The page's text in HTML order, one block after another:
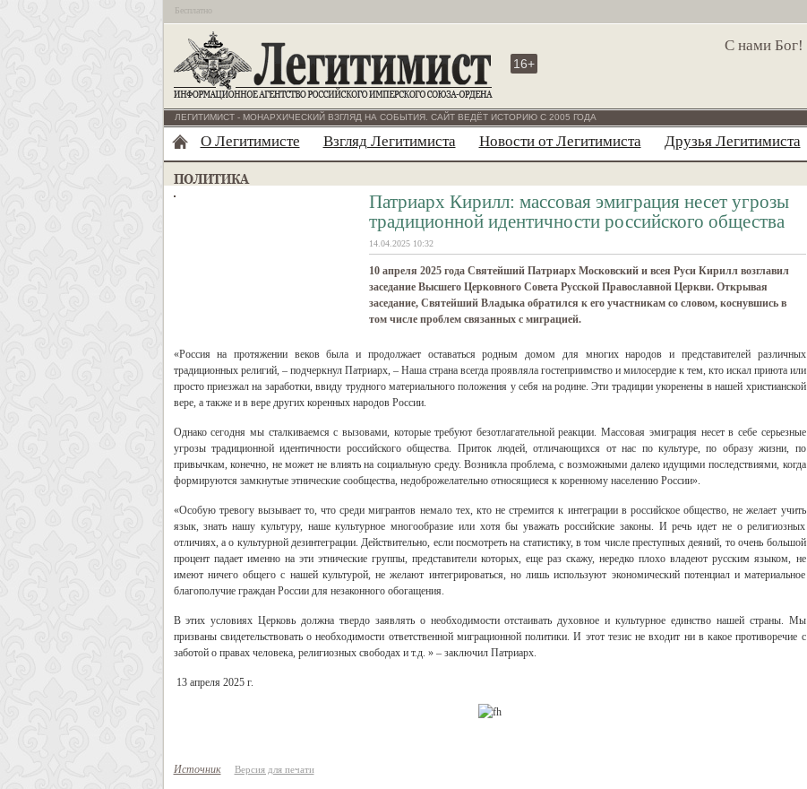
Бесплатно
С нами Бог!
16+
ЛЕГИТИМИСТ - МОНАРХИЧЕСКИЙ ВЗГЛЯД НА СОБЫТИЯ. САЙТ ВЕДЁТ ИСТОРИЮ С 2005 ГОДА
О Легитимисте Взгляд Легитимиста Новости от Легитимиста Друзья Легитимиста
Патриарх Кирилл: массовая эмиграция несет угрозы
традиционной идентичности российского общества
14.04.2025 10:32
10 апреля 2025 года Святейший Патриарх Московский и всея Руси Кирилл возглавил
заседание Высшего Церковного Совета Русской Православной Церкви. Открывая
заседание, Святейший Владыка обратился к его участникам со словом, коснувшись в
том числе проблем связанных с миграцией.
«Россия на протяжении веков была и продолжает оставаться родным домом для многих народов и представителей различных
традиционных религий, – подчеркнул Патриарх, – Наша страна всегда проявляла гостеприимство и милосердие к тем, кто искал приюта или
просто приезжал на заработки, ввиду трудного материального положения у себя на родине. Эти традиции укоренены в нашей христианской
вере, а также и в вере других коренных народов России.
Однако сегодня мы сталкиваемся с вызовами, которые требуют безотлагательной реакции. Массовая эмиграция несет в себе серьезные
угрозы традиционной идентичности российского общества. Приток людей, отличающихся от нас по культуре, по образу жизни, по
привычкам, конечно, не может не влиять на социальную среду. Возникла проблема, с возможными далеко идущими последствиями, когда
формируются замкнутые этнические сообщества, недоброжелательно относящиеся к коренному населению России».
«Особую тревогу вызывает то, что среди мигрантов немало тех, кто не стремится к интеграции в российское общество, не желает учить
язык, знать нашу культуру, наше культурное многообразие или хотя бы уважать российские законы. И речь идет не о религиозных
отличиях, а о культурной дезинтеграции. Действительно, если посмотреть на статистику, в том числе преступных деяний, то очень большой
процент падает именно на эти этнические группы, представители которых, еще раз скажу, нередко плохо владеют русским языком, не
имеют ничего общего с нашей культурой, не желают интегрироваться, но лишь используют экономический потенциал и материальное
благополучие граждан России для незаконного обогащения.
В этих условиях Церковь должна твердо заявлять о необходимости отстаивать духовное и культурное единство нашей страны. Мы
призваны свидетельствовать о необходимости ответственной миграционной политики. И этот тезис не входит ни в какое противоречие с
заботой о правах человека, религиозных свободах и т.д. » – заключил Патриарх.
13 апреля 2025 г.
Источник Версия для печати